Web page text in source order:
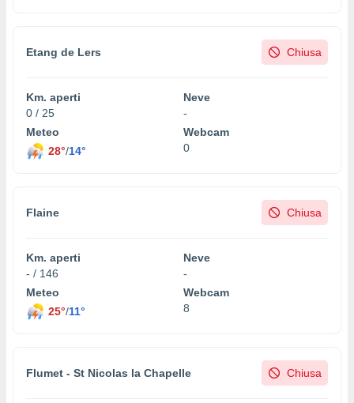
Etang de Lers Chiusa
Km. aperti
0 / 25
Neve
-
Meteo
28°/14°
Webcam
0
Flaine Chiusa
Km. aperti
- / 146
Neve
-
Meteo
25°/11°
Webcam
8
Flumet - St Nicolas la Chapelle Chiusa